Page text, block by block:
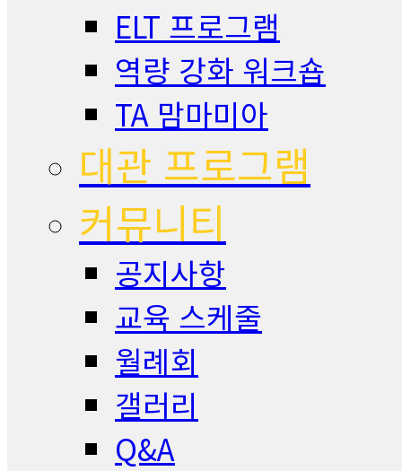
ELT 프로그램
역량 강화 워크숍
TA 맘마미아
대관 프로그램
커뮤니티
공지사항
교육 스케줄
월례회
갤러리
Q&A